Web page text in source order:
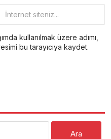
kullanılmak üzere adımı,
bu tarayıcıya kaydet.